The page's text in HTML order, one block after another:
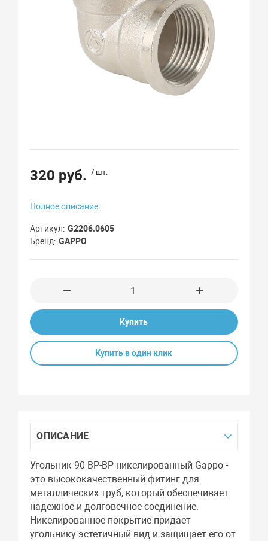
320 руб. / шт.
Полное описание
Артикул G2206.0605
Бренд GAPPO
Купить
Купить в один клик
ОПИСАНИЕ
Угольник 90 ВР-ВР никелированный Gappo -
это высококачественный фитинг для
металлических труб, который обеспечивает
надежное и долговечное соединение.
Никелированное покрытие придает
угольнику эстетичный вид и защищает его от